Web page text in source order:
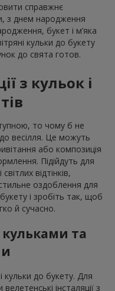
справжнє
з днем народження
букет і м’яка
кульки до букету
до свята готов.
з кульок і
то чому б не
весілля. Це можуть
або композиція
Підійдуть для
відтінків,
оздоблення для
і зробіть так, щоб
й сучасно.
та
кульки до букету. Для
інсталяції з